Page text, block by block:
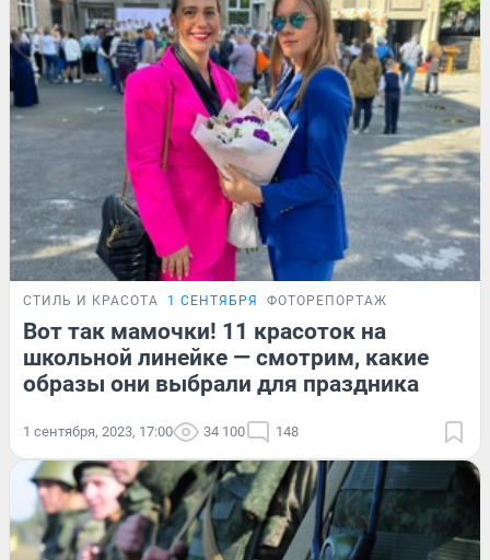
СТИЛЬ И КРАСОТА 1 СЕНТЯБРЯ ФОТОРЕПОРТАЖ
Вот так мамочки! 11 красоток на
школьной линейке — смотрим, какие
образы они выбрали для праздника
1 сентября, 2023, 17:00 34 100 148